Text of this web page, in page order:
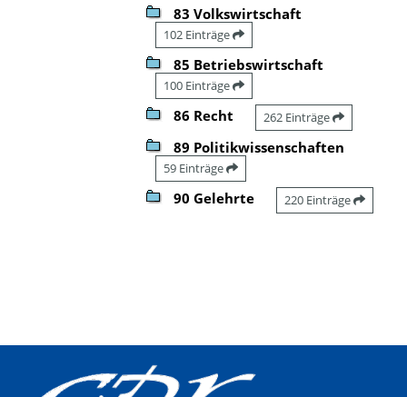
83 Volkswirtschaft
102 Einträge
85 Betriebswirtschaft
100 Einträge
86 Recht 262 Einträge
89 Politikwissenschaften
59 Einträge
90 Gelehrte 220 Einträge